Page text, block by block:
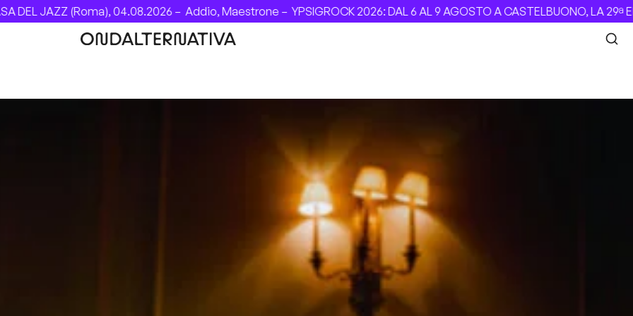
JAZZ (Roma), 04.08.2026 –Addio, Maestrone –YPSIGROCK 2026: DAL 6 AL 9 AGOSTO A CASTELBUONO, LA 29ª